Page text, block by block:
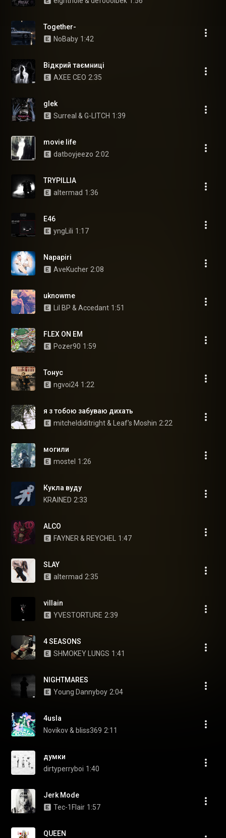
Together-
NoBaby 1:42
Відкрий таємниці
AXEE CEO 2:35
glek
Surreal & G-LITCH 1:39
movie life
datboyjeezo 2:02
TRYPILLIA
altermad 1:36
E46
yngLili 1:17
Napapiri
AveKucher 2:08
uknowme
Lil BP & Accedant 1:51
FLEX ON EM
Pozer90 1:59
Тонус
ngvoi24 1:22
я з тобою забуваю дихать
mitcheldiditright & Leaf's Moshin 2:22
могили
mostel 1:26
Кукла вуду
KRAINED 2:33
ALCO
FAYNER & REYCHEL
1:47
SLAY
altermad 2:35
villain
YVESTORTURE 2:39
4 SEASONS
SHMOKEY LUNGS 1:41
NIGHTMARES
Young Dannyboy 2:04
4usla
Novikov & bliss369 2:11
думки
dirtyperryboi 1:40
Jerk Mode
Tec-1Flair 1:57
QUEEN